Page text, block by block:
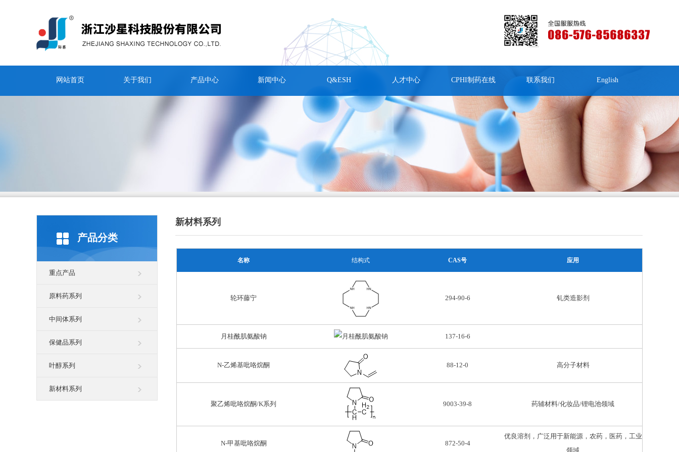
网站首页 关于我们 产品中心 新闻中心 Q&ESH 人才中心 CPHI制药在线 联系我们 English
产品分类
重点产品
原料药系列
中间体系列
保健品系列
叶醇系列
新材料系列
新材料系列
名称 结构式 CAS号 应用
轮环藤宁 294-90-6 钆类造影剂
月桂酰肌氨酸钠 137-16-6
N-乙烯基吡咯烷酮 88-12-0 高分子材料
聚乙烯吡咯烷酮/K系列 9003-39-8 药辅材料/化妆品/锂电池领域
N-甲基吡咯烷酮 872-50-4
优良溶剂，广泛用于新能源，农药，医药，工业
领域